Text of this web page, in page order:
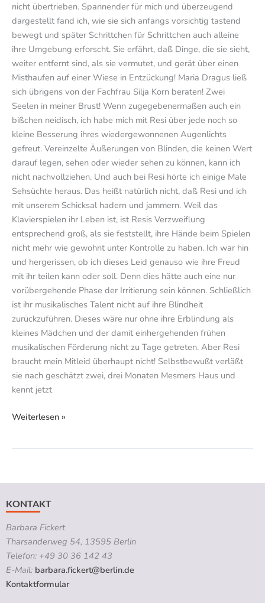
nicht übertrieben. Spannender für mich und überzeugend
dargestellt fand ich, wie sie sich anfangs vorsichtig tastend
bewegt und später Schrittchen für Schrittchen auch alleine
ihre Umgebung erforscht. Sie erfährt, daß Dinge, die sie sieht,
weiter entfernt sind, als sie vermutet, und gerät über einen
Misthaufen auf einer Wiese in Entzückung! Maria Dragus ließ
sich übrigens von der Fachfrau Silja Korn beraten! Zwei
Seelen in meiner Brust! Wenn zugegebenermaßen auch ein
bißchen neidisch, ich habe mich mit Resi über jede noch so
kleine Besserung ihres wiedergewonnenen Augenlichts
gefreut. Vereinzelte Äußerungen von Blinden, die keinen Wert
darauf legen, sehen oder wieder sehen zu können, kann ich
nicht nachvollziehen. Und auch bei Resi hörte ich einige Male
Sehsüchte heraus. Das heißt natürlich nicht, daß Resi und ich
mit unserem Schicksal hadern und jammern. Weil das
Klavierspielen ihr Leben ist, ist Resis Verzweiflung
entsprechend groß, als sie feststellt, ihre Hände beim Spielen
nicht mehr wie gewohnt unter Kontrolle zu haben. Ich war hin
und hergerissen, ob ich dieses Leid genauso wie ihre Freud
mit ihr teilen kann oder soll. Denn dies hätte auch eine nur
vorübergehende Phase der Irritierung sein können. Schließlich
ist ihr musikalisches Talent nicht auf ihre Blindheit
zurückzuführen. Dieses wäre nur ohne ihre Erblindung als
kleines Mädchen und der damit einhergehenden frühen
musikalischen Förderung nicht zu Tage getreten. Aber Resi
braucht mein Mitleid überhaupt nicht! Selbstbewußt verläßt
sie nach geschätzt zwei, drei Monaten Mesmers Haus und
kennt jetzt
Weiterlesen »
KONTAKT
Barbara Fickert
Tharsanderweg 54, 13595 Berlin
Telefon: +49 30 36 142 43
E-Mail: barbara.fickert@berlin.de
Kontaktformular